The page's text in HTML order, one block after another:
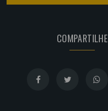
COMPARTILHE